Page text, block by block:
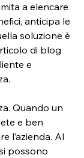
a elencare
anticipa le
soluzione è
di blog
e
Quando un
e ben
l’azienda. Al
possono